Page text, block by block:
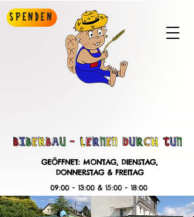
Spenden
GEÖFFNET: MONTAG, DIENSTAG,
DONNERSTAG & FREITAG
09:00 - 13:00 & 15:00 - 18:00